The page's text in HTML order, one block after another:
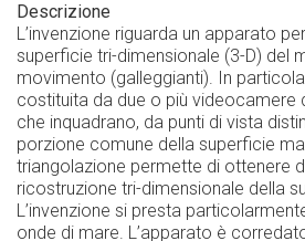
Descrizione
L’invenzione riguarda un apparato
superficie tri-dimensionale (3-D) del
movimento (galleggianti). In
costituita da due o più videocamere
che inquadrano, da punti di vista
porzione comune della superficie
triangolazione permette di ottenere
ricostruzione tri-dimensionale della
L’invenzione si presta
onde di mare. L’apparato è